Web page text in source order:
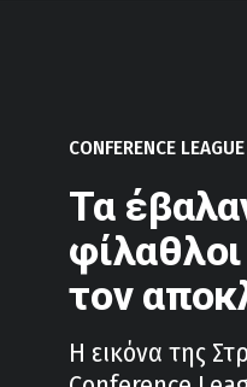
CONFERENCE LEAGUE
Τα
τον
Η εικόνα της